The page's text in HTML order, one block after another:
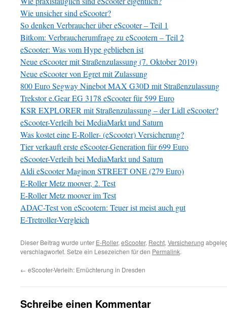
Wie unsicher sind eScooter?
So denken Verbraucher über eScooter – Teil 1
Bitkom: Verbraucherumfrage zu eScootern – Teil 2
eScooter: Was vom Hype geblieben ist
Neue eScooter mit Straßenzulassung (7. Oktober 2019)
Neue eScooter von Egret mit Zulassung
800 Euro Segway Ninebot MAX G30D mit Straßenzulassung
Trekstor e.Gear EG 3178 eScooter für 599 Euro
KSR EXPLORER mit Straßenzulassung – der Lidl eScooter?
eScooter-Verleih bei MediaMarkt und Saturn
Was kostet eine E-Roller- (eScooter) Versicherung?
Tier verkauft erste eScooter-Generation für 699 Euro
eScooter-Verleih bei MediaMarkt und Saturn
Aldi eScooter Maginon STREET ONE (279 Euro)
E-Roller Metz moover, 2. Test
E-Roller Metz moover im Test
ADAC-Test von eScootern: Teuer ist meist auch gut
E-Tretroller-Vergleich
Dieser Beitrag wurde unter E-Roller, eScooter, Recht, Versicherung
verschlagwortet. Setze ein Lesezeichen für den Permalink.
← eScooter-Verleih: Ernüchterung in Dresden
Schreibe einen Kommentar